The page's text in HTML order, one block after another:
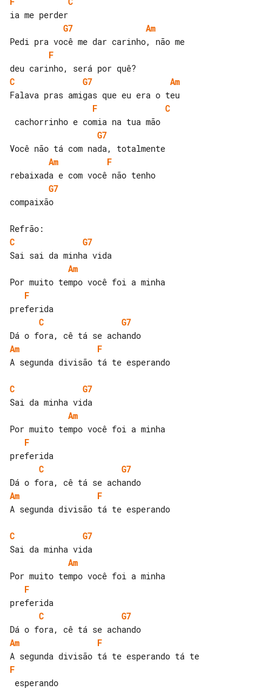
G7
Am
F
C
G7
Am
F
C
G7
Am
F
G7
compaixão
C
G7
Am
F
C
G7
Am
F
A segunda divisão tá te esperando
C
G7
Am
F
C
G7
Am
F
A segunda divisão tá te esperando
C
G7
Am
F
C
G7
Am
F
F